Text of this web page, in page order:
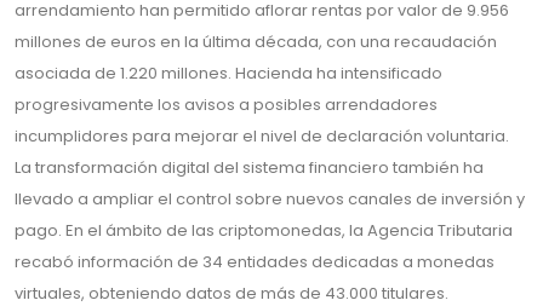
arrendamiento han permitido aflorar rentas por valor de 9.956
millones de euros en la última década, con una recaudación
asociada de 1.220 millones. Hacienda ha intensificado
progresivamente los avisos a posibles arrendadores
incumplidores para mejorar el nivel de declaración voluntaria.
La transformación digital del sistema financiero también ha
llevado a ampliar el control sobre nuevos canales de inversión y
pago. En el ámbito de las criptomonedas, la Agencia Tributaria
recabó información de 34 entidades dedicadas a monedas
virtuales, obteniendo datos de más de 43.000 titulares.